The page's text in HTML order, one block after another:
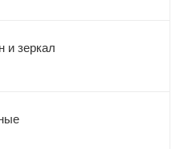
и зеркал